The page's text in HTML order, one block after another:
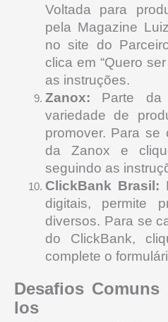
Voltada para
pela Magazine
no site do
clica em “Quero
as instruções.
Zanox: Parte da
variedade de
promover. Para se
da Zanox e
seguindo as
ClickBank Brasil:
digitais, permite
diversos. Para se
do ClickBank,
complete o
Desafios Comuns
los